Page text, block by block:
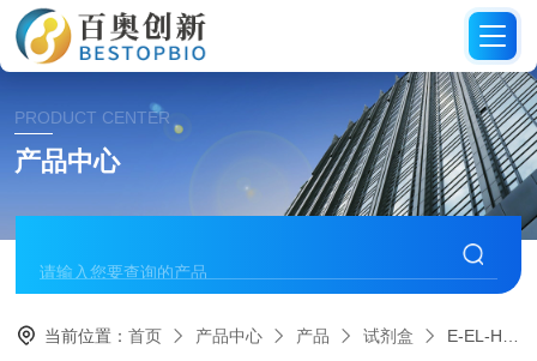
PRODUCT CENTER
产品中心
当前位置：首页 产品中心 产品 试剂盒 E-EL-H2402cElabscience人IL-33 Elisa试剂盒